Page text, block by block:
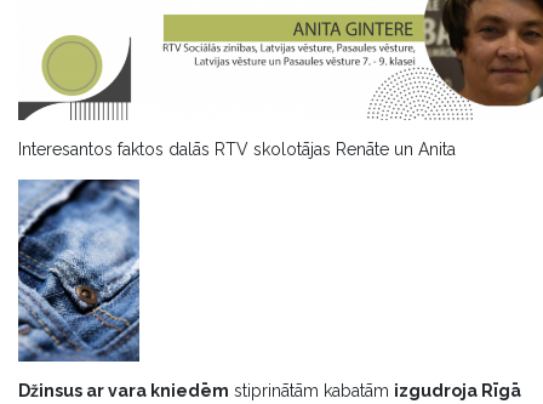
Interesantos faktos dalās RTV skolotājas Renāte un Anita
Džinsus ar vara kniedēm stiprinātām kabatām izgudroja Rīgā